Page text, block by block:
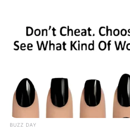
BUZZ DAY